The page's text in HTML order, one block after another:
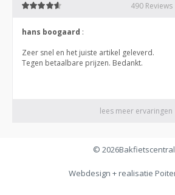
© 2026
Webdesign + realisatie